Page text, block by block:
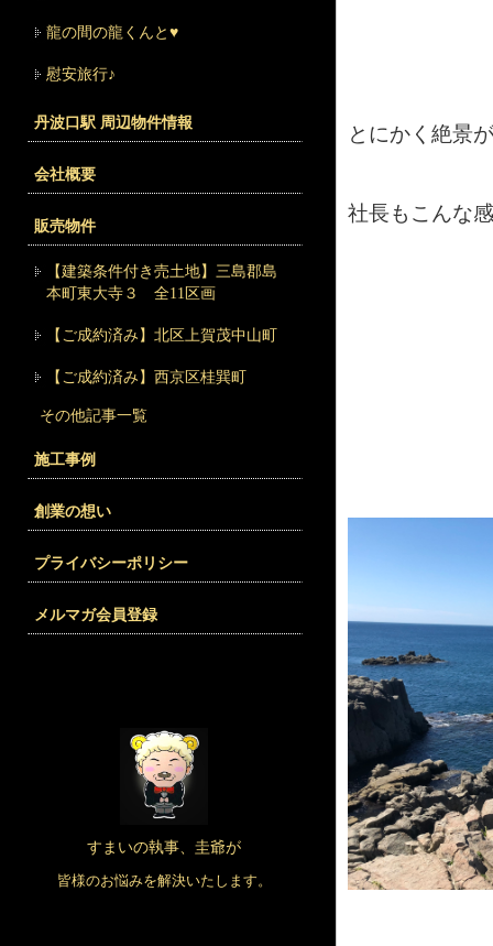
とにかく絶景
社長もこんな
龍の間の龍くんと♥
慰安旅行♪
丹波口駅 周辺物件情報
会社概要
販売物件
【建築条件付き売土地】三島郡島
本町東大寺３ 全11区画
【ご成約済み】北区上賀茂中山町
【ご成約済み】西京区桂巽町
その他記事一覧
施工事例
創業の想い
プライバシーポリシー
メルマガ会員登録
すまいの執事、圭爺が
皆様のお悩みを解決いたします。